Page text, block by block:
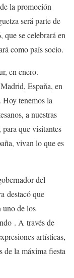
la promoción
será parte de
se celebrará en
como país socio.
en enero.
España, en
tenemos la
a nuestras
que visitantes
vivan lo que es
del
destacó que
uno de los
. A través de
artísticas,
de la máxima fiesta